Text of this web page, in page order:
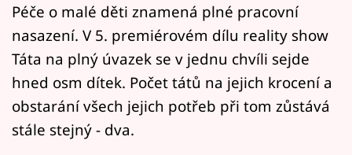
Přihlášení
Sledujte nás
Péče o malé děti znamená plné pracovní
nasazení. V 5. premiérovém dílu reality show
Táta na plný úvazek se v jednu chvíli sejde
hned osm dítek. Počet tátů na jejich krocení a
obstarání všech jejich potřeb při tom zůstává
stále stejný - dva.